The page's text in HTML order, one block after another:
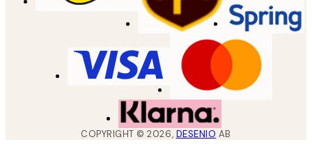
COPYRIGHT ©2026, DESENIO AB